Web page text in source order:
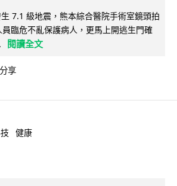
7.1 級地震，熊本綜合醫院手術室鏡頭拍
臨危不亂保護病人，更馬上開逃生門確
閱讀全文
分享
健康